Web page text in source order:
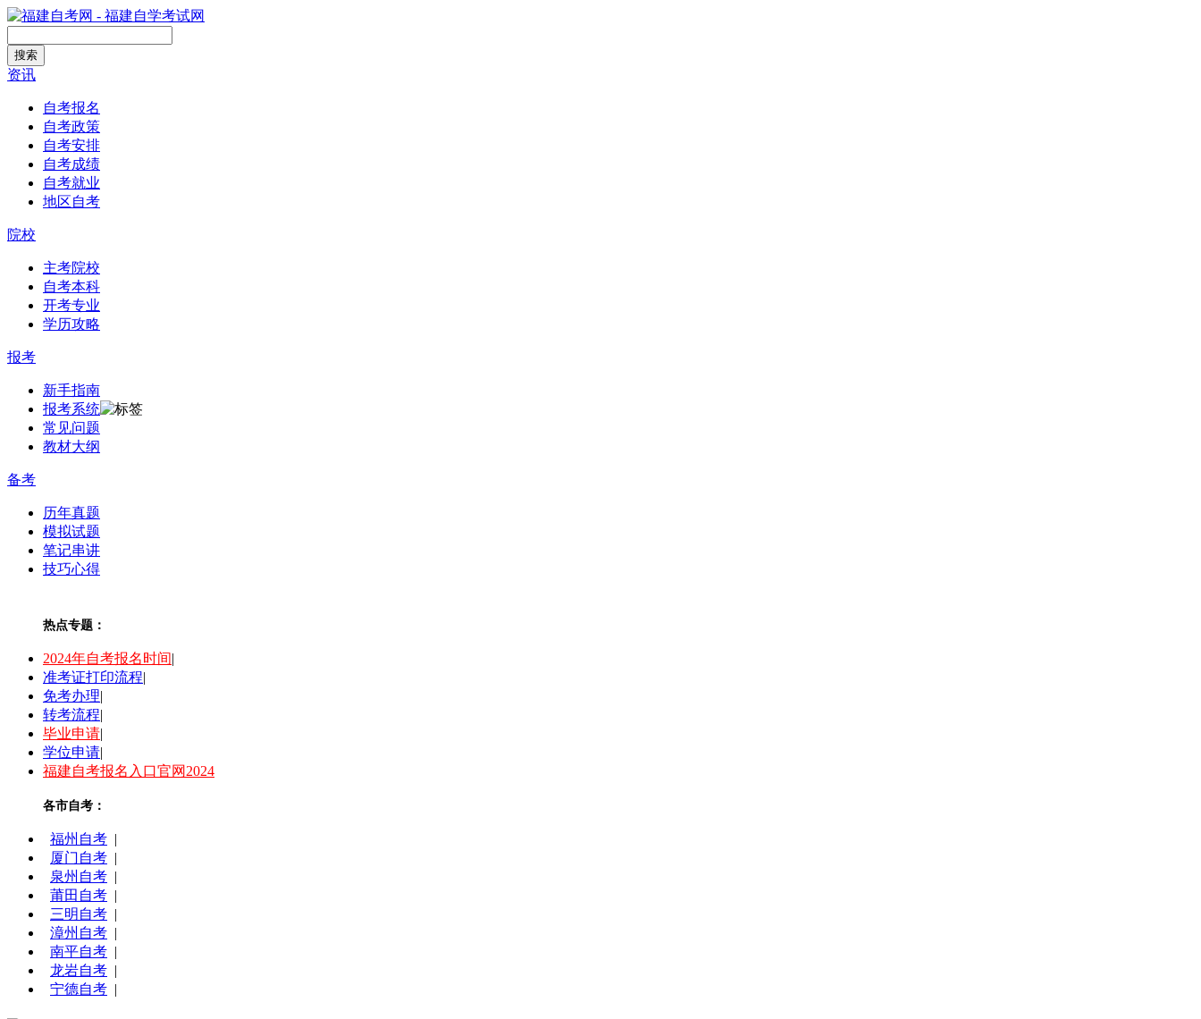
搜索
资讯
自考报名
自考政策
自考安排
自考成绩
自考就业
地区自考
院校
主考院校
自考本科
开考专业
学历攻略
报考
新手指南
报考系统
常见问题
教材大纲
备考
历年真题
模拟试题
笔记串讲
技巧心得
热点专题：
2024年自考报名时间|
准考证打印流程|
免考办理|
转考流程|
毕业申请|
学位申请|
福建自考报名入口官网2024
各市自考：
福州自考 |
厦门自考 |
泉州自考 |
莆田自考 |
三明自考 |
漳州自考 |
南平自考 |
龙岩自考 |
宁德自考 |